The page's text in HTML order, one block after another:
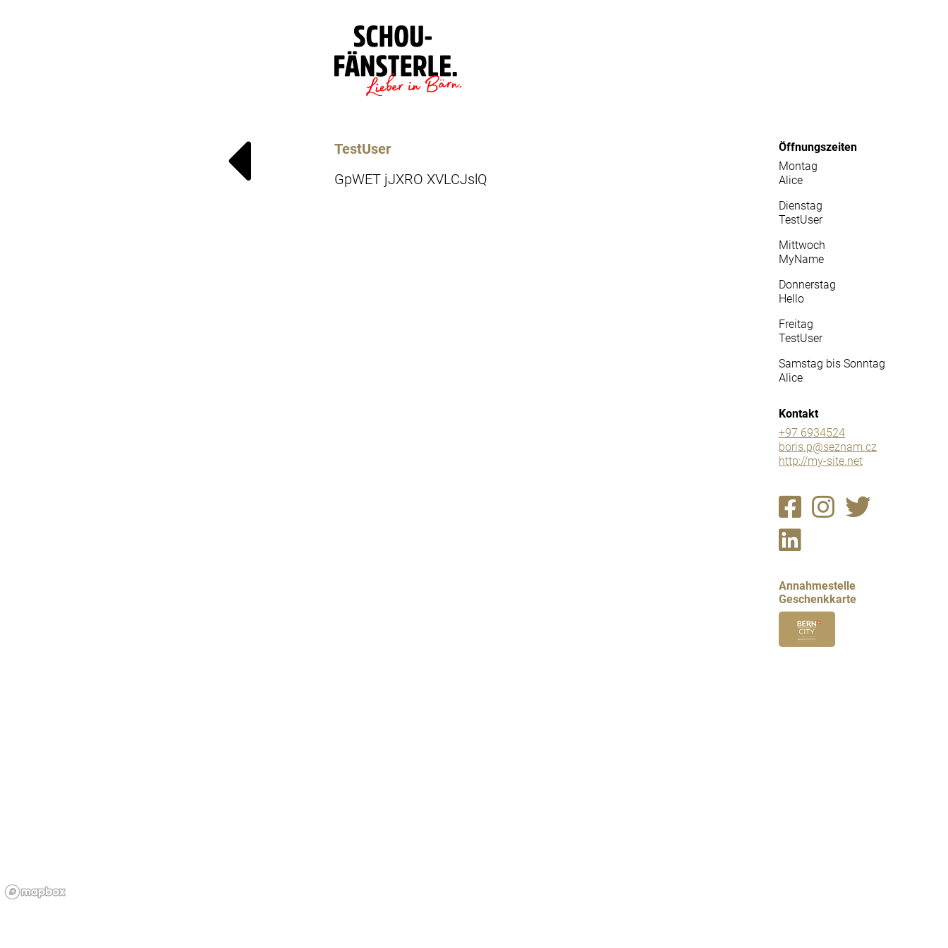
TestUser
GpWET jJXRO XVLCJslQ
Öffnungszeiten
Montag
Alice
Dienstag
TestUser
Mittwoch
MyName
Donnerstag
Hello
Freitag
TestUser
Samstag bis Sonntag
Alice
Kontakt
+97 6934524
boris.p@seznam.cz
http://my-site.net
Annahmestelle
Geschenkkarte